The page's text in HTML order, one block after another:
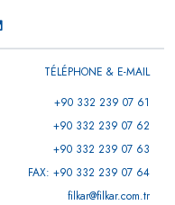
TÉLÉPHONE & E-MAIL
+90 332 239 07 61
+90 332 239 07 62
+90 332 239 07 63
FAX: +90 332 239 07 64
filkar@filkar.com.tr